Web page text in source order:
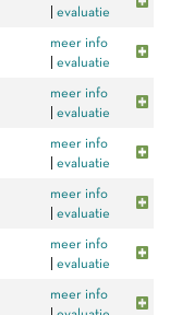
evaluatie
meer info
evaluatie
meer info
evaluatie
meer info
evaluatie
meer info
evaluatie
meer info
evaluatie
meer info